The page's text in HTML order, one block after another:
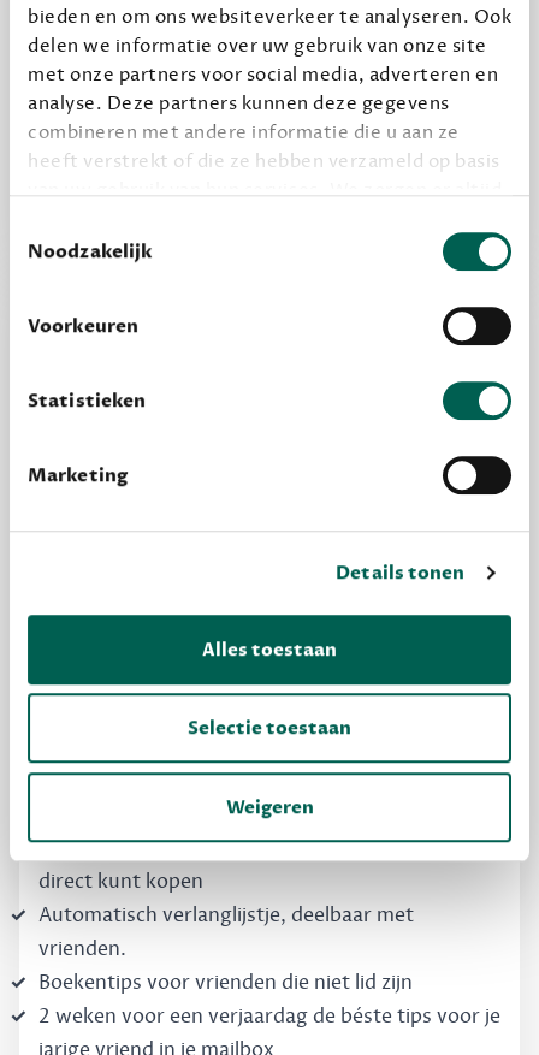
bieden en om ons websiteverkeer te analyseren. Ook
delen we informatie over uw gebruik van onze site
met onze partners voor social media, adverteren en
analyse. Deze partners kunnen deze gegevens
combineren met andere informatie die u aan ze
heeft verstrekt of die ze hebben verzameld op basis
grondslag gebeurt, en er niet onnodig data van je
wordt verwerkt. Gevoelige persoonsgegevens delen
Noodzakelijk
Voorkeuren
Statistieken
Marketing
Details tonen
Alles toestaan
Selectie toestaan
Weigeren
Alles van Dewey Free
Word een bovengemiddelde lezer met 6 boeken
per jaar
Vooraf een tipje van de sluier, zodat je kunt
vrienden. Krijg én geef betere cadeaus.
Boekentips, speciaal voor jouw smaak, die je
direct kunt kopen
Automatisch verlanglijstje, deelbaar met
vrienden.
Boekentips voor vrienden die niet lid zijn
2 weken voor een verjaardag de béste tips voor je
jarige vriend in je mailbox